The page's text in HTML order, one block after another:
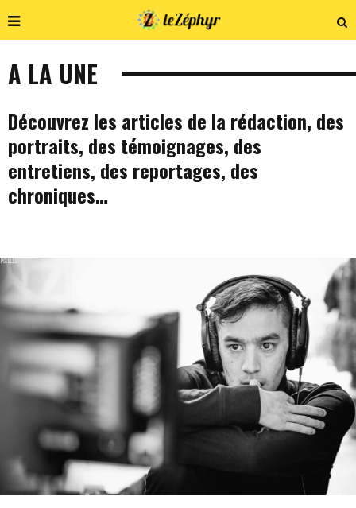
A LA UNE
Découvrez les articles de la rédaction, des
portraits, des témoignages, des
entretiens, des reportages, des
chroniques…